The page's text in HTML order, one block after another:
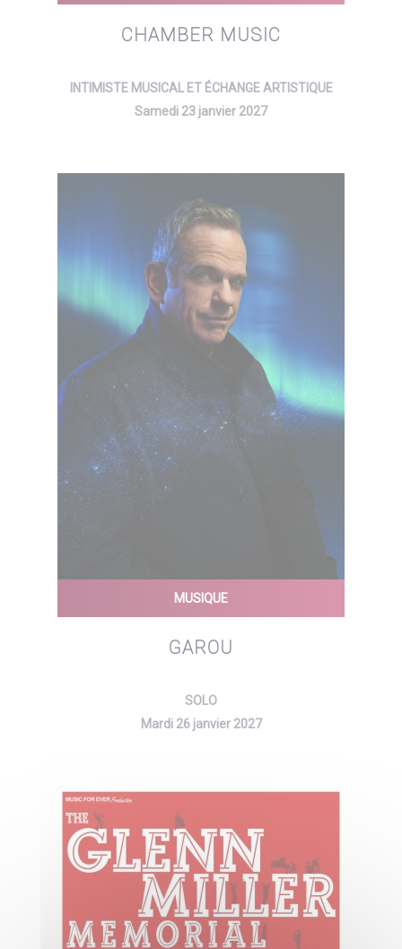
CHAMBER MUSIC
INTIMISTE MUSICAL ET ÉCHANGE ARTISTIQUE
Samedi 23 janvier 2027
MUSIQUE
GAROU
SOLO
Mardi 26 janvier 2027